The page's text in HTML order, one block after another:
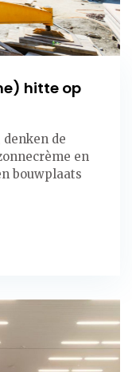
hitte op
de
en
bouwplaats